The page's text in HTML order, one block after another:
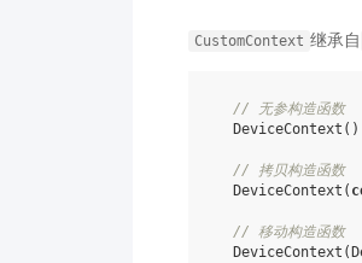
CustomContext 继承自
// 无参构造函数
DeviceContext
// 拷贝构造函数
DeviceContext (
// 移动构造函数
DeviceContext (